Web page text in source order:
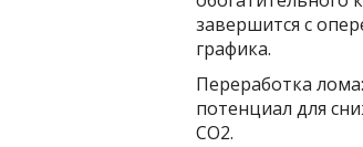
завершится с
графика.
Переработка
потенциал для
CO2.